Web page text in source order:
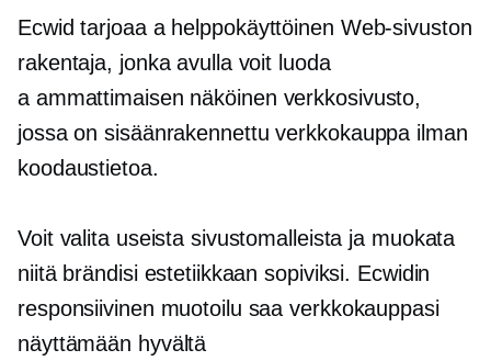
Ecwid tarjoaa a helppokäyttöinen Web-sivuston
rakentaja, jonka avulla voit luoda
a ammattimaisen näköinen verkkosivusto,
jossa onsisäänrakennettu verkkokauppa ilman
koodaustietoa.
Voit valita useista sivustomalleista ja muokata
niitä brändisi estetiikkaan sopiviksi. Ecwidin
responsiivinen muotoilu saa verkkokauppasi
näyttämään hyvältä